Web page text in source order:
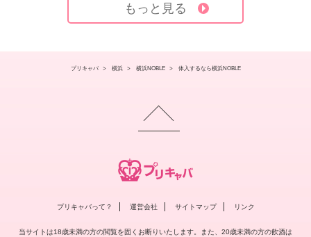
もっと見る
プリキャバ 横浜 横浜NOBLE 体入するなら横浜NOBLE
プリキャバって？ 運営会社 サイトマップ リンク
当サイトは18歳未満の方の閲覧を固くお断りいたします。また、20歳未満の方の飲酒は